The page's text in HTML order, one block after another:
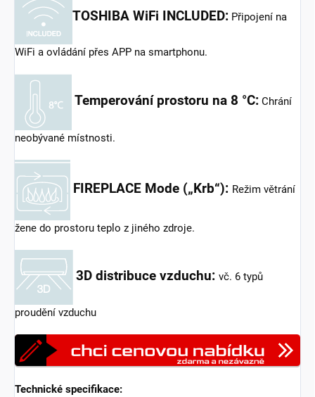
TOSHIBA WiFi INCLUDED: Připojení na
WiFi a ovládání přes APP na smartphonu.
Temperování prostoru na 8 °C: Chrání
neobývané místnosti.
FIREPLACE Mode („Krb“): Režim větrání
žene do prostoru teplo z jiného zdroje.
3D distribuce vzduchu: vč. 6 typů
proudění vzduchu
Technické specifikace: